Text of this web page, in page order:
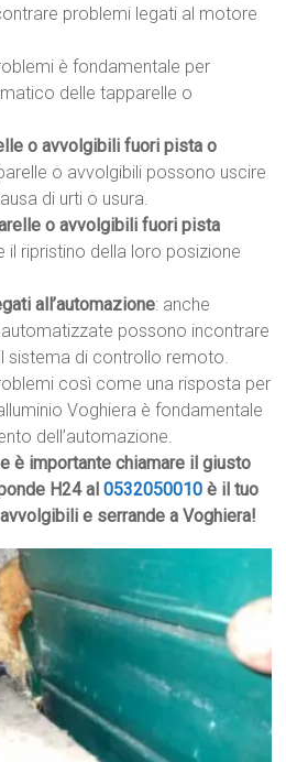
problemi legati al motore
è fondamentale per
delle tapparelle o
o avvolgibili fuori pista o
o avvolgibili possono uscire
di urti o usura.
o avvolgibili fuori pista
il ripristino della loro posizione
all’automazione: anche
possono incontrare
sistema di controllo remoto.
così come una risposta per
Voghiera è fondamentale
dell’automazione.
è importante chiamare il giusto
H24 al0532050010 è il tuo
e serrande a Voghiera!